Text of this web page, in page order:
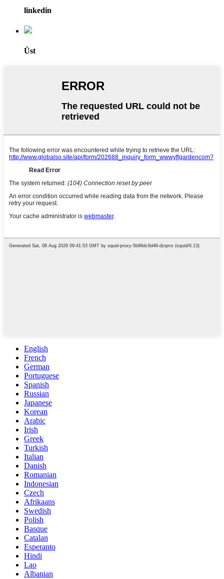
linkedin
Üst
English
French
German
Portuguese
Spanish
Russian
Japanese
Korean
Arabic
Irish
Greek
Turkish
Italian
Danish
Romanian
Indonesian
Czech
Afrikaans
Swedish
Polish
Basque
Catalan
Esperanto
Hindi
Lao
Albanian